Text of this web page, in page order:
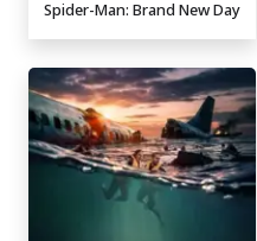
Spider-Man: Brand New Day